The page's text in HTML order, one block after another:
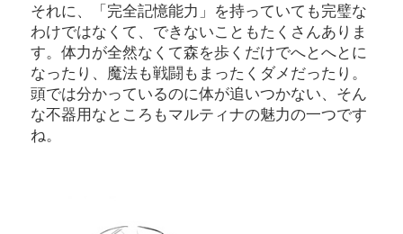
それに、「完全記憶能力」を持っていても完璧な
わけではなくて、できないこともたくさんありま
す。体力が全然なくて森を歩くだけでへとへとに
なったり、魔法も戦闘もまったくダメだったり。
頭では分かっているのに体が追いつかない、そん
な不器用なところもマルティナの魅力の一つです
ね。